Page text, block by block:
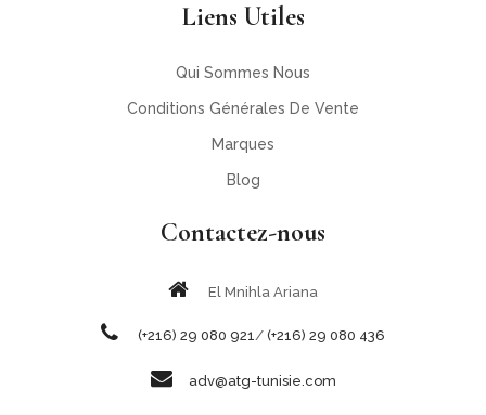
Liens Utiles
Qui Sommes Nous
Conditions Générales De Vente
Marques
Blog
Contactez-nous
El Mnihla Ariana
(+216) 29 080 921/ (+216) 29 080 436
adv@atg-tunisie.com